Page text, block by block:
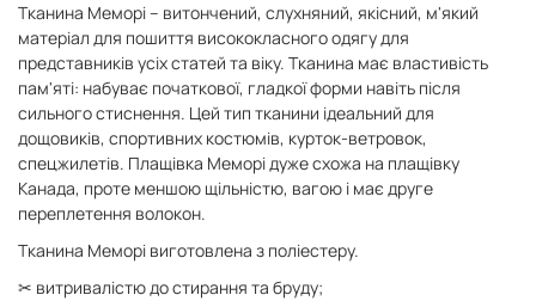
Тканина Меморі – витончений, слухняний, якісний, м'який
матеріал для пошиття висококласного одягу для
представників усіх статей та віку. Тканина має властивість
пам'яті: набуває початкової, гладкої форми навіть після
сильного стиснення. Цей тип тканини ідеальний для
дощовиків, спортивних костюмів, курток-ветровок,
спецжилетів. Плащівка Меморі дуже схожа на плащівку
Канада, проте меншою щільністю, вагою і має друге
переплетення волокон.
Тканина Меморі виготовлена ​​з поліестеру.
✂ витривалістю до стирання та бруду;